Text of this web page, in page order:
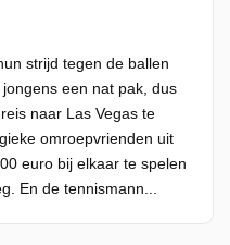
strijd tegen de ballen
een nat pak, dus
naar Las Vegas te
omroepvrienden uit
euro bij elkaar te spelen
En de tennismann...